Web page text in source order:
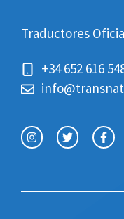
Traductores
+34 652 616